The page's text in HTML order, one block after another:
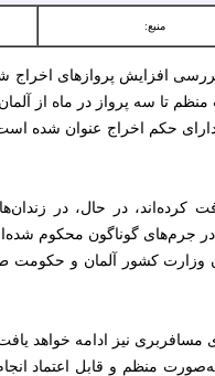
منبع:
افزایش پروازهای اخراج
تا سه پرواز در ماه از
حکم اخراج عنوان شده
افغان که حکم اخراج دریافت کرده‌اند، در
جرم‌های گوناگون محکوم
وزارت کشور آلمان و حکومت
مسافربری نیز ادامه خواهد
منظم و قابل اعتماد